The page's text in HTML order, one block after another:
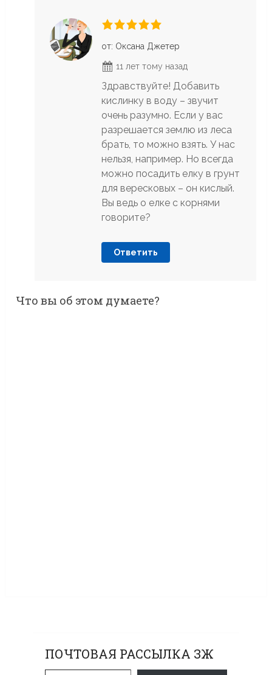
от: Оксана Джетер
11 лет тому назад
Здравствуйте! Добавить
кислинку в воду – звучит
очень разумно. Если у вас
разрешается землю из леса
брать, то можно взять. У нас
нельзя, например. Но всегда
можно посадить елку в грунт
для вересковых – он кислый.
Вы ведь о елке с корнями
говорите?
Ответить
Что вы об этом думаете?
ПОЧТОВАЯ РАССЫЛКА ЗЖ
Введите адрес электронной почты…